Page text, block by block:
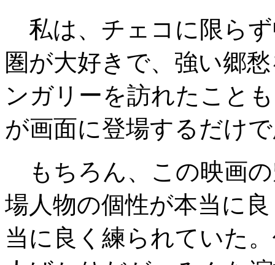
私は、チェコに限ら
圏が大好きで、強い郷
ンガリーを訪れたこと
が画面に登場するだけ
もちろん、この映画
場人物の個性が本当に
当に良く練られていた